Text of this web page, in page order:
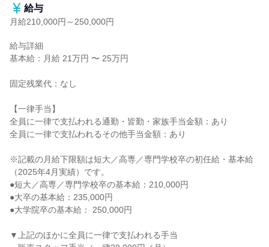
給与
月給210,000円～250,000円
給与詳細
基本給：月給 21万円 〜 25万円
固定残業代：なし
【一律手当】
全員に一律で支払われる通勤・皆勤・家族手当金額：あり
全員に一律で支払われるその他手当金額：あり
※記載の月給下限額は短大／高専／専門学校卒の初任給・基本給
（2025年4月実績）です。
●短大／高専／専門学校卒の基本給：210,000円
●大卒の基本給：235,000円
●大学院卒の基本給： 250,000円
▼上記のほかに全員に一律で支払われる手当